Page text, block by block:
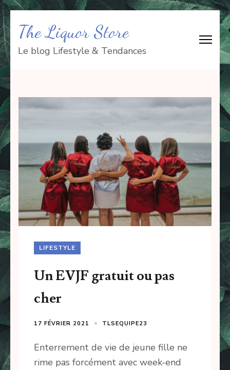
Aller
au
contenu
(Pressez
Entrée)
The Liquor Store
Le blog Lifestyle & Tendances
LIFESTYLE
Un EVJF gratuit ou pas
cher
17 FÉVRIER 2021 TLSEQUIPE23
Enterrement de vie de jeune fille ne
rime pas forcément avec week-end